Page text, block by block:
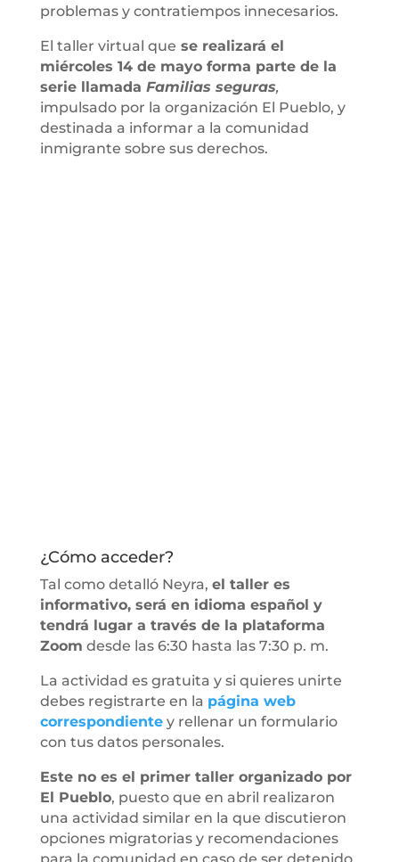
problemas y contratiempos innecesarios.
El taller virtual que se realizará el
miércoles 14 de mayo forma parte de la
serie llamada Familias seguras,
impulsado por la organización El Pueblo, y
destinada a informar a la comunidad
inmigrante sobre sus derechos.
¿Cómo acceder?
Tal como detalló Neyra, el taller es
informativo, será en idioma español y
tendrá lugar a través de la plataforma
Zoom desde las 6:30 hasta las 7:30 p. m.
La actividad es gratuita y si quieres unirte
debes registrarte en la página web
correspondientey rellenar un formulario
con tus datos personales.
Este no es el primer taller organizado por
El Pueblo, puesto que en abril realizaron
una actividad similar en la que discutieron
opciones migratorias y recomendaciones
para la comunidad en caso de ser detenido